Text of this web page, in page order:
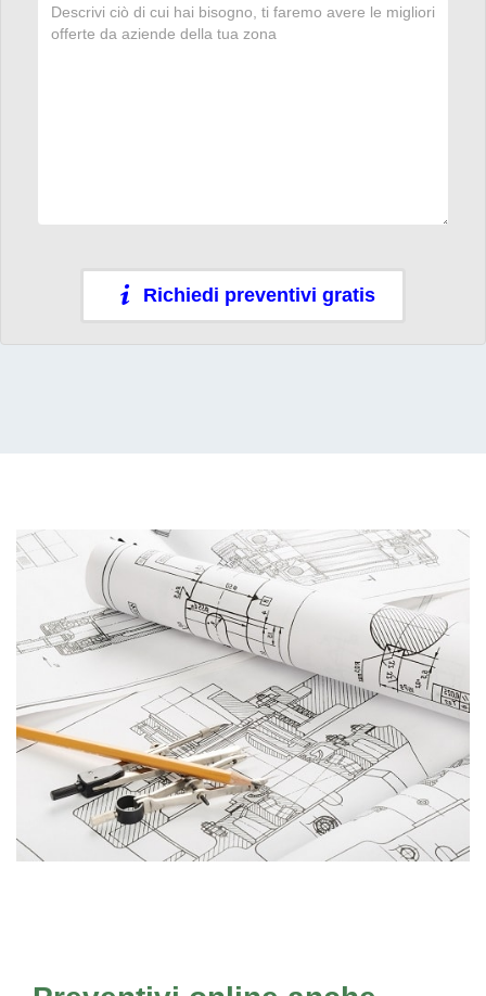
Richiedi preventivi gratis